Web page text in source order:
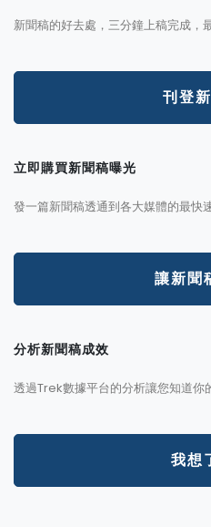
新聞稿的好去處，三分鐘上稿完成，
刊登
立即購買新聞稿曝光
發一篇新聞稿透通到各大媒體的最快
讓新聞
分析新聞稿成效
透過Trek數據平台的分析讓您知道你
我想